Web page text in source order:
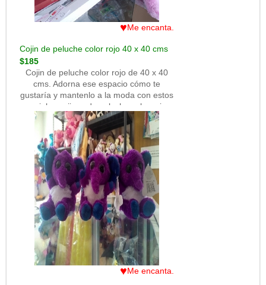
♥Me encanta.
Cojin de peluche color rojo 40 x 40 cms
$185
Cojin de peluche color rojo de 40 x 40
cms. Adorna ese espacio cómo te
gustaría y mantenlo a la moda con estos
geniales cojines de peluche color rojo.
♥Me encanta.